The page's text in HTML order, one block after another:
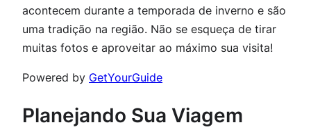
acontecem durante a temporada de inverno e são
uma tradição na região. Não se esqueça de tirar
muitas fotos e aproveitar ao máximo sua visita!
Powered by GetYourGuide
Planejando Sua Viagem